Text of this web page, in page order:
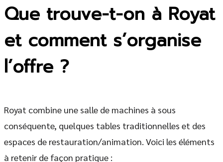
Que trouve-t-on à Royat
et comment s’organise
l’offre ?
Royat combine une salle de machines à sous
conséquente, quelques tables traditionnelles et des
espaces de restauration/animation. Voici les éléments
à retenir de façon pratique :